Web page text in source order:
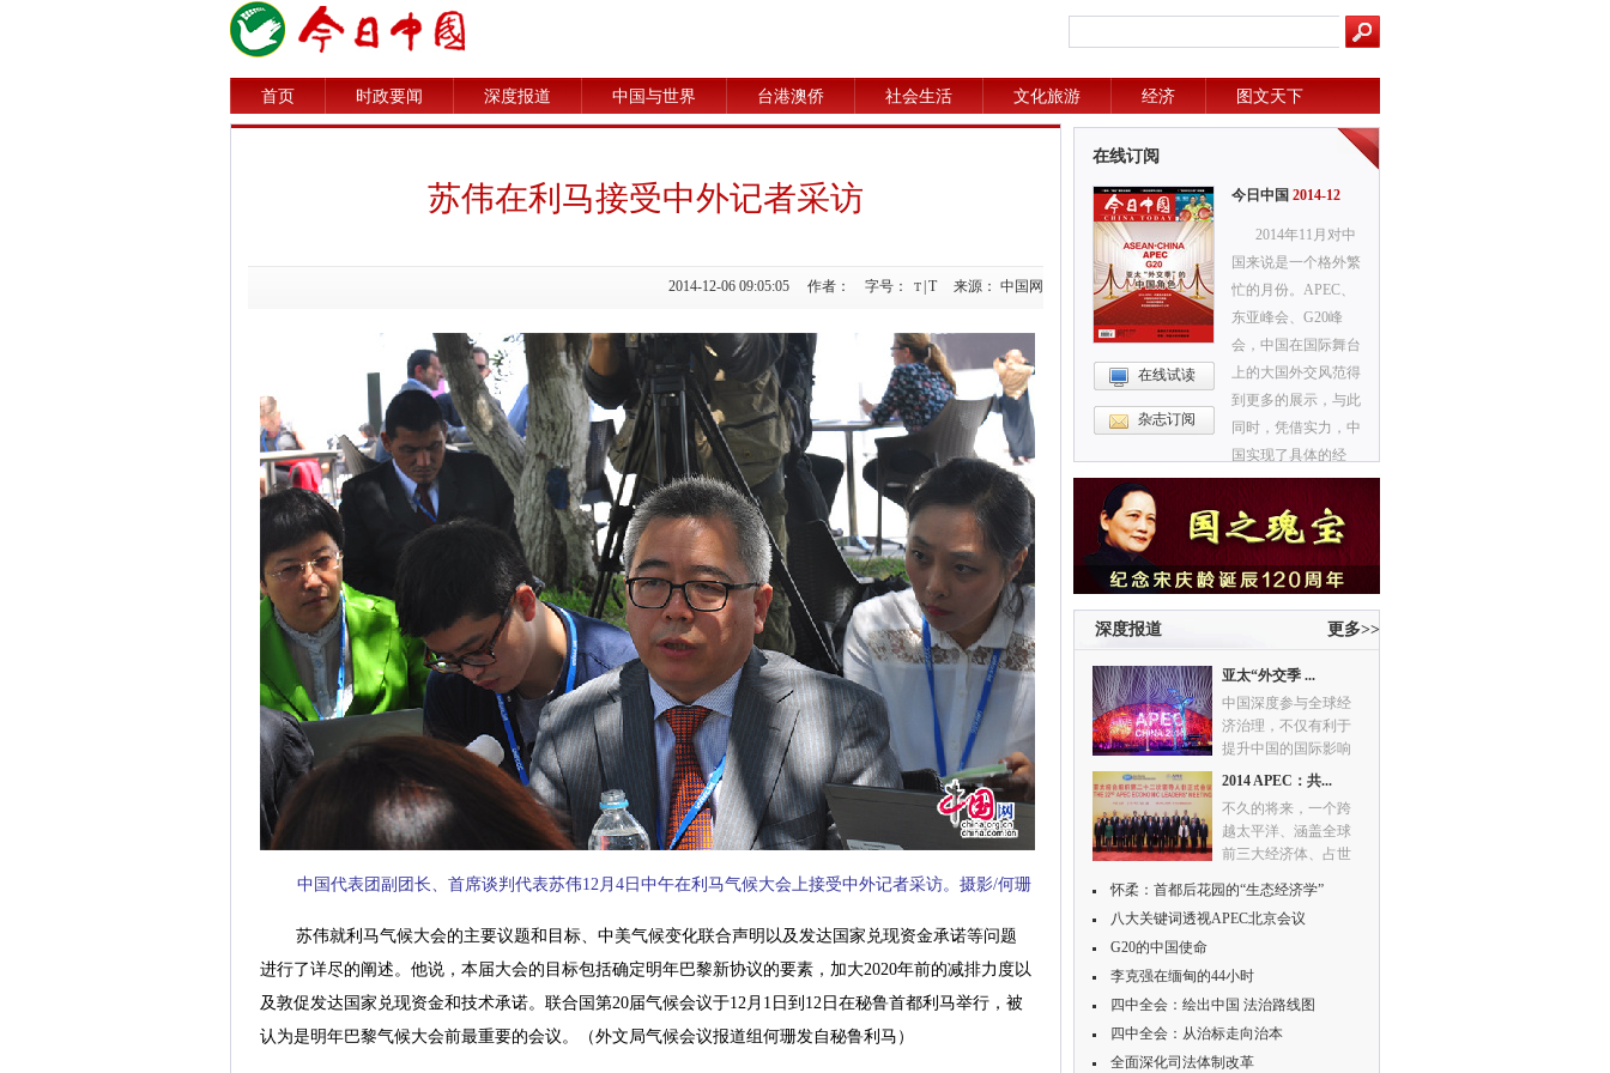
首页 时政要闻 深度报道 中国与世界 台港澳侨 社会生活 文化旅游 经济 图文天下
苏伟在利马接受中外记者采访
2014-12-06 09:05:05 作者： 字号： T T 来源： 中国网
中国代表团副团长、首席谈判代表苏伟12月4日中午在利马气候大会上接受中外记者采访。摄影/何珊
苏伟就利马气候大会的主要议题和目标、中美气候变化联合声明以及发达国家兑现资金承诺等问题
进行了详尽的阐述。他说，本届大会的目标包括确定明年巴黎新协议的要素，加大2020年前的减排力度以
及敦促发达国家兑现资金和技术承诺。联合国第20届气候会议于12月1日到12日在秘鲁首都利马举行，被
认为是明年巴黎气候大会前最重要的会议。（外文局气候会议报道组何珊发自秘鲁利马 ）
在线订阅
在线试读
杂志订阅
今日中国 2014-12
2014年11月对中
国来说是一个格外繁
忙的月份。APEC、
东亚峰会、G20峰
会，中国在国际舞台
上的大国外交风范得
到更多的展示，与此
同时，凭借实力，中
国实现了具体的经
济、外交和战略目
标。
更多>>
深度报道
亚太“外交季 ...
中国深度参与全球经
济治理，不仅有利于
提升中国的国际影响
力，也使得全球经济
理的方向发展。
2014 APEC：共...
不久的将来，一个跨
越太平洋、涵盖全球
前三大经济体、占世
46%、人口40%的自由
贸易区的建设有望变
为亚太自由贸易区元
怀柔：首都后花园的“生态经济学”
八大关键词透视APEC北京会议
G20的中国使命
李克强在缅甸的44小时
四中全会：绘出中国 法治路线图
四中全会：从治标走向治本
全面深化司法体制改革